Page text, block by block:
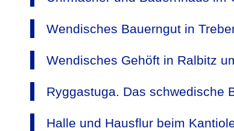
Wendisches Bauerngut in
Wendisches Gehöft in Ralbitz
Ryggastuga. Das schwedische
Halle und Hausflur beim